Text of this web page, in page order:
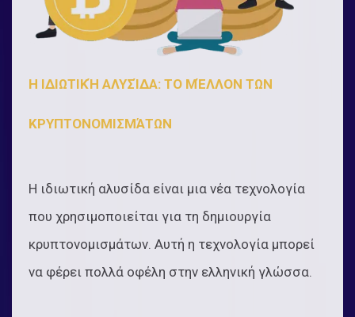
Η ΙΔΙΩΤΙΚΉ ΑΛΥΣΊΔΑ: ΤΟ ΜΈΛΛΟΝ ΤΩΝ
ΚΡΥΠΤΟΝΟΜΙΣΜΆΤΩΝ
Η ιδιωτική αλυσίδα είναι μια νέα τεχνολογία
που χρησιμοποιείται για τη δημιουργία
κρυπτονομισμάτων. Αυτή η τεχνολογία μπορεί
να φέρει πολλά οφέλη στην ελληνική γλώσσα.